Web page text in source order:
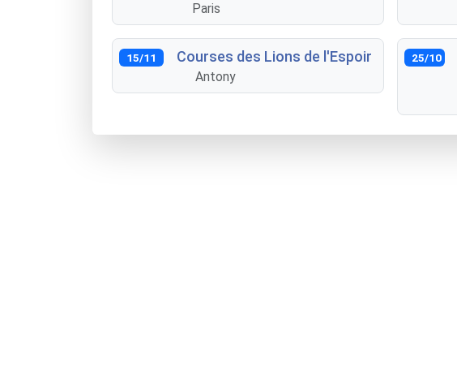
Paris
15/11 Courses des Lions de l'Espoir
Antony
25/10